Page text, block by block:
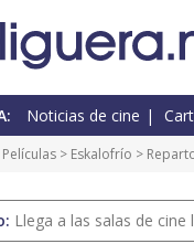
Noticias de cine
Películas > Eskalofrío >
Llega a las salas de